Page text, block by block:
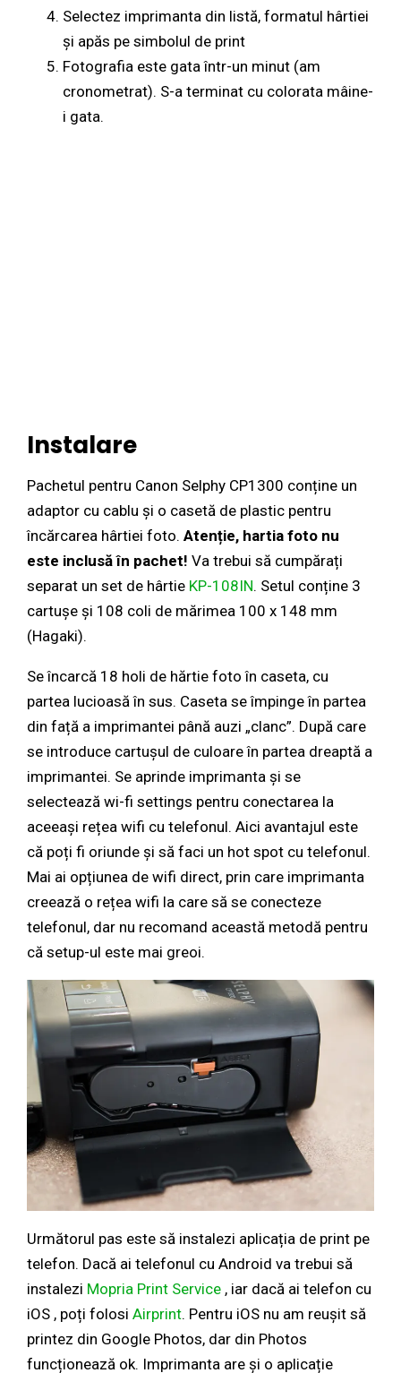
Selectez imprimanta din listă, formatul hârtiei
și apăs pe simbolul de print
Fotografia este gata într-un minut (am
cronometrat). S-a terminat cu colorata mâine-
i gata.
Instalare
Pachetul pentru Canon Selphy CP1300 conține un
adaptor cu cablu și o casetă de plastic pentru
încărcarea hârtiei foto. Atenție, hartia foto nu
este inclusă în pachet! Va trebui să cumpărați
separat un set de hârtie KP-108IN. Setul conține 3
cartușe și 108 coli de mărimea 100 x 148 mm
(Hagaki).
Se încarcă 18 holi de hărtie foto în caseta, cu
partea lucioasă în sus. Caseta se împinge în partea
din față a imprimantei până auzi „clanc”. După care
se introduce cartușul de culoare în partea dreaptă a
imprimantei. Se aprinde imprimanta și se
selectează wi-fi settings pentru conectarea la
aceeași rețea wifi cu telefonul. Aici avantajul este
că poți fi oriunde și să faci un hot spot cu telefonul.
Mai ai opțiunea de wifi direct, prin care imprimanta
creează o rețea wifi la care să se conecteze
telefonul, dar nu recomand această metodă pentru
că setup-ul este mai greoi.
Următorul pas este să instalezi aplicația de print pe
telefon. Dacă ai telefonul cu Android va trebui să
instalezi Mopria Print Service , iar dacă ai telefon cu
iOS , poți folosi Airprint. Pentru iOS nu am reușit să
printez din Google Photos, dar din Photos
funcționează ok. Imprimanta are și o aplicație